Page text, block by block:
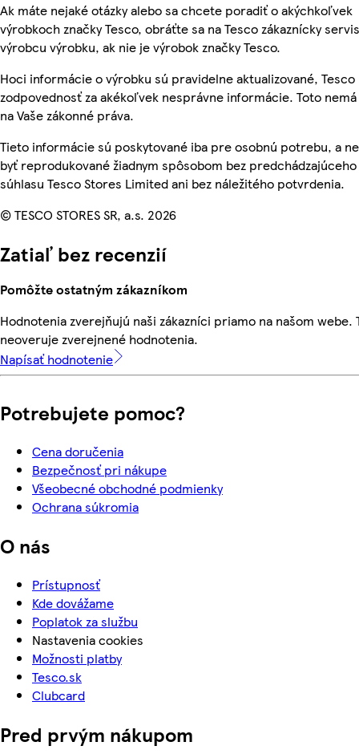
Ak máte nejaké otázky alebo sa chcete poradiť o akýchkoľvek
výrobkoch značky Tesco, obráťte sa na Tesco zákaznícky
výrobcu výrobku, ak nie je výrobok značky Tesco.
Hoci informácie o výrobku sú pravidelne aktualizované, Tesco
zodpovednosť za akékoľvek nesprávne informácie. Toto
na Vaše zákonné práva.
Tieto informácie sú poskytované iba pre osobnú potrebu, a
byť reprodukované žiadnym spôsobom bez predchádzajúceho
súhlasu Tesco Stores Limited ani bez náležitého potvrdenia.
© TESCO STORES SR, a.s. 2026
Zatiaľ bez recenzií
Pomôžte ostatným zákazníkom
Hodnotenia zverejňujú naši zákazníci priamo na našom webe.
neoveruje zverejnené hodnotenia.
Napísať hodnotenie
Potrebujete pomoc?
Cena doručenia
Bezpečnosť pri nákupe
Všeobecné obchodné podmienky
Ochrana súkromia
O nás
Prístupnosť
Kde dovážame
Poplatok za službu
Nastavenia cookies
Možnosti platby
Tesco.sk
Clubcard
Pred prvým nákupom